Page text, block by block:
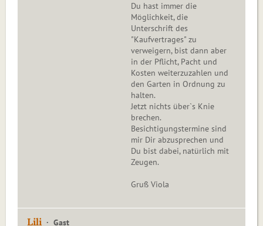
Du hast immer die
Möglichkeit, die
Unterschrift des
"Kaufvertrages" zu
verweigern, bist dann aber
in der Pflicht, Pacht und
Kosten weiterzuzahlen und
den Garten in Ordnung zu
halten.
Jetzt nichts über`s Knie
brechen.
Besichtigungstermine sind
mir Dir abzusprechen und
Du bist dabei, natürlich mit
Zeugen.
Gruß Viola
Lili Gast